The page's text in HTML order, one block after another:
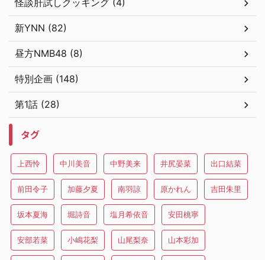
怪談肝試しクッキング (4)
新YNN (82)
昼方NMB48 (8)
特別企画 (148)
第1話 (28)
タグ
上西怜 中川美音 中野美来 井尻晏菜 出口結菜
前田令子 加藤夕夏 南羽諒 原かれん 吉田朱里
坂本夏海 堀詩音 塩月希依音 安田桃寧
安部若菜 小嶋花梨 山尾梨奈 山本彩加